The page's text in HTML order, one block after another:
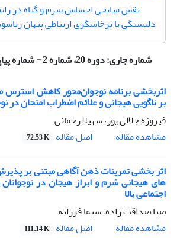
نقش میانجی احساس شرم و گناه در
دلبستگی با پرخاشگری ارتباطی پنهان
شماره جاری:دوره 20، شماره 2 - شماره پیاپی 66، بهار 1405
اثربخشی برنامه نوجوان‌محور کاهش استرس
بر ناگویی هیجانی و علائم اضطراب امتحان در
فیروزه جلالی پور، سهیلا رحمانی
مشاهده مقاله
اصل مقاله 72.53 K
اثر بخشی تمرینات ذهن آگاهی مبتنی بر
های هیجانی شرم و ابراز هیجان در
اجتماعی بالا
صبا صداقت زاده، سیما فرزانه
مشاهده مقاله
اصل مقاله 111.14 K